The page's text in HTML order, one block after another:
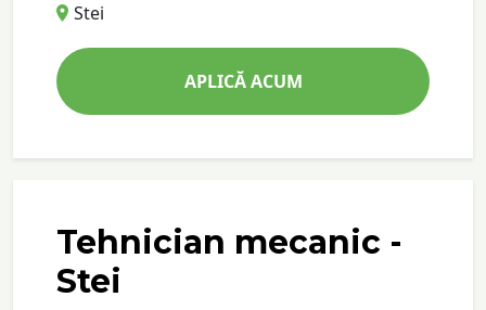
Stei
APLICĂ ACUM
Tehnician mecanic -
Stei